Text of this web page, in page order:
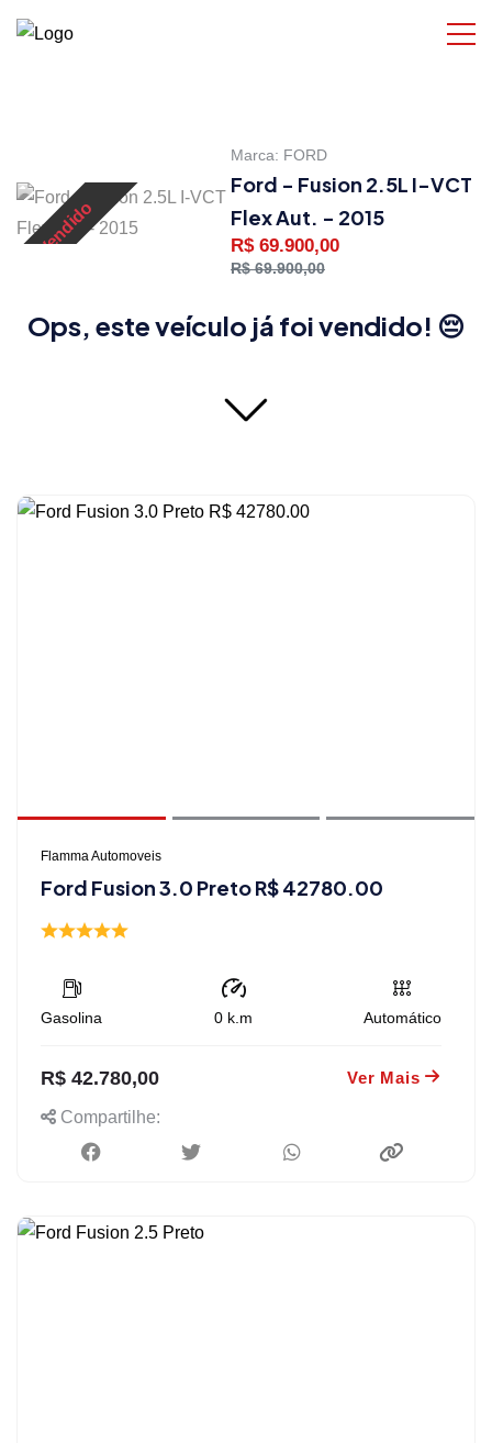
Vendido
Marca: FORD
Ford - Fusion 2.5L I-VCT
Flex Aut. - 2015
R$ 69.900,00
R$ 69.900,00
Ops, este veículo já foi vendido! 😔
Flamma Automoveis
Ford Fusion 3.0 Preto R$ 42780.00
Gasolina 0k.m Automático
R$ 42.780,00 Ver Mais
Compartilhe: